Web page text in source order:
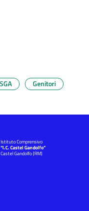
Genitori
Istituto Comprensivo
“I.C. Castel Gandolfo”
Castel Gandolfo (RM)